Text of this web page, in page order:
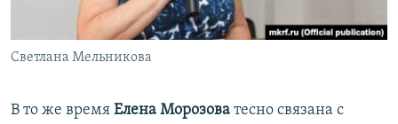
Светлана Мельникова
В то же время Елена Морозова тесно связана с